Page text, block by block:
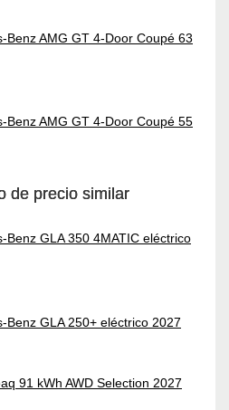
Benz AMG GT 4-Door Coupé 63
Benz AMG GT 4-Door Coupé 55
de precio similar
Benz GLA 350 4MATIC eléctrico
Benz GLA 250+ eléctrico 2027
91 kWh AWD Selection 2027